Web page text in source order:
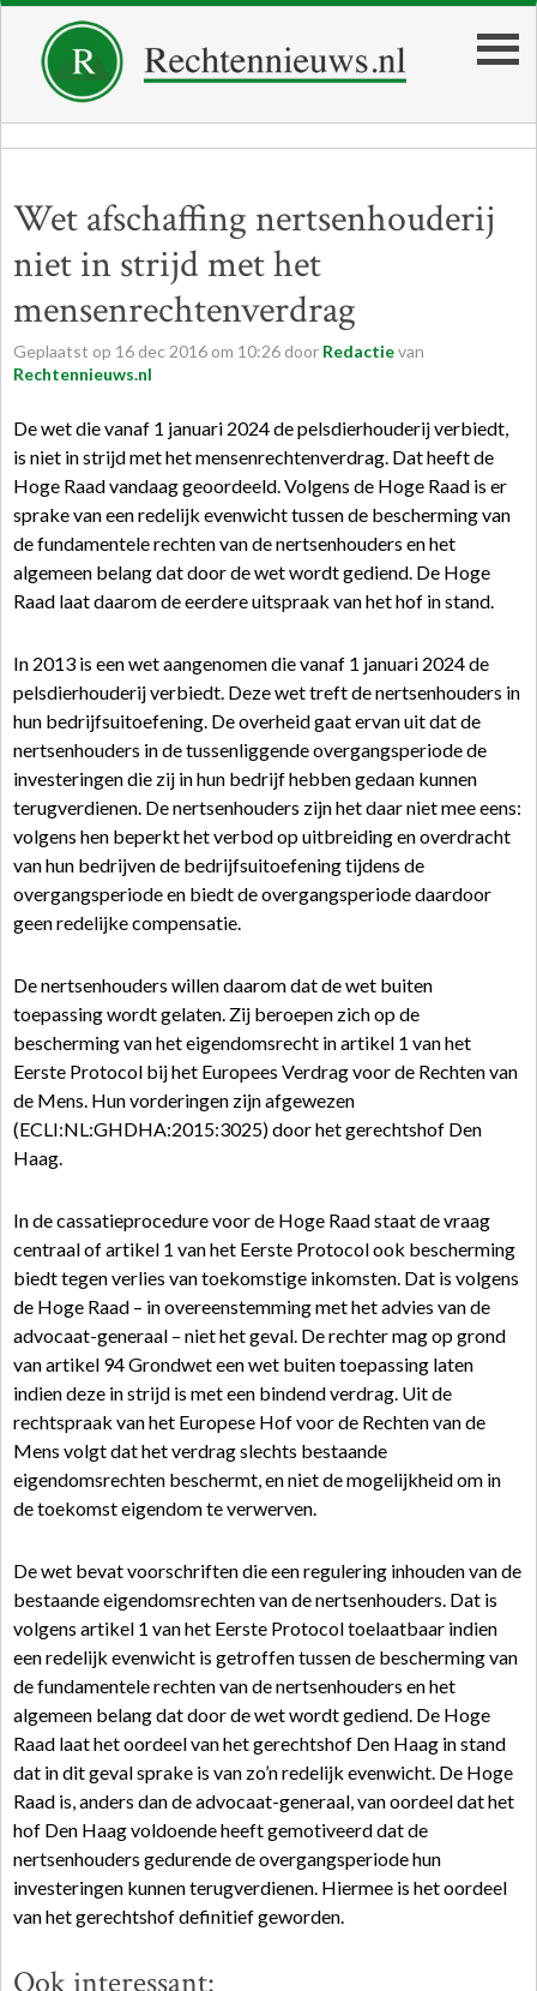
Wet afschaffing nertsenhouderij
niet in strijd met het
mensenrechtenverdrag
Geplaatst op 16 dec 2016 om 10:26 door Redactievan
Rechtennieuws.nl
De wet die vanaf 1 januari 2024 de pelsdierhouderij verbiedt,
is niet in strijd met het mensenrechtenverdrag. Dat heeft de
Hoge Raad vandaag geoordeeld. Volgens de Hoge Raad is er
sprake van een redelijk evenwicht tussen de bescherming van
de fundamentele rechten van de nertsenhouders en het
algemeen belang dat door de wet wordt gediend. De Hoge
Raad laat daarom de eerdere uitspraak van het hof in stand.
In 2013 is een wet aangenomen die vanaf 1 januari 2024 de
pelsdierhouderij verbiedt. Deze wet treft de nertsenhouders in
hun bedrijfsuitoefening. De overheid gaat ervan uit dat de
nertsenhouders in de tussenliggende overgangsperiode de
investeringen die zij in hun bedrijf hebben gedaan kunnen
terugverdienen. De nertsenhouders zijn het daar niet mee eens:
volgens hen beperkt het verbod op uitbreiding en overdracht
van hun bedrijven de bedrijfsuitoefening tijdens de
overgangsperiode en biedt de overgangsperiode daardoor
geen redelijke compensatie.
De nertsenhouders willen daarom dat de wet buiten
toepassing wordt gelaten. Zij beroepen zich op de
bescherming van het eigendomsrecht in artikel 1 van het
Eerste Protocol bij het Europees Verdrag voor de Rechten van
de Mens. Hun vorderingen zijn afgewezen
(ECLI:NL:GHDHA:2015:3025) door het gerechtshof Den
Haag.
In de cassatieprocedure voor de Hoge Raad staat de vraag
centraal of artikel 1 van het Eerste Protocol ook bescherming
biedt tegen verlies van toekomstige inkomsten. Dat is volgens
de Hoge Raad – in overeenstemming met het advies van de
advocaat-generaal – niet het geval. De rechter mag op grond
van artikel 94 Grondwet een wet buiten toepassing laten
indien deze in strijd is met een bindend verdrag. Uit de
rechtspraak van het Europese Hof voor de Rechten van de
Mens volgt dat het verdrag slechts bestaande
eigendomsrechten beschermt, en niet de mogelijkheid om in
de toekomst eigendom te verwerven.
De wet bevat voorschriften die een regulering inhouden van de
bestaande eigendomsrechten van de nertsenhouders. Dat is
volgens artikel 1 van het Eerste Protocol toelaatbaar indien
een redelijk evenwicht is getroffen tussen de bescherming van
de fundamentele rechten van de nertsenhouders en het
algemeen belang dat door de wet wordt gediend. De Hoge
Raad laat het oordeel van het gerechtshof Den Haag in stand
dat in dit geval sprake is van zo’n redelijk evenwicht. De Hoge
Raad is, anders dan de advocaat-generaal, van oordeel dat het
hof Den Haag voldoende heeft gemotiveerd dat de
nertsenhouders gedurende de overgangsperiode hun
investeringen kunnen terugverdienen. Hiermee is het oordeel
van het gerechtshof definitief geworden.
Ook interessant: